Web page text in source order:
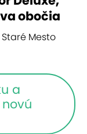
obočia
Staré Mesto
a